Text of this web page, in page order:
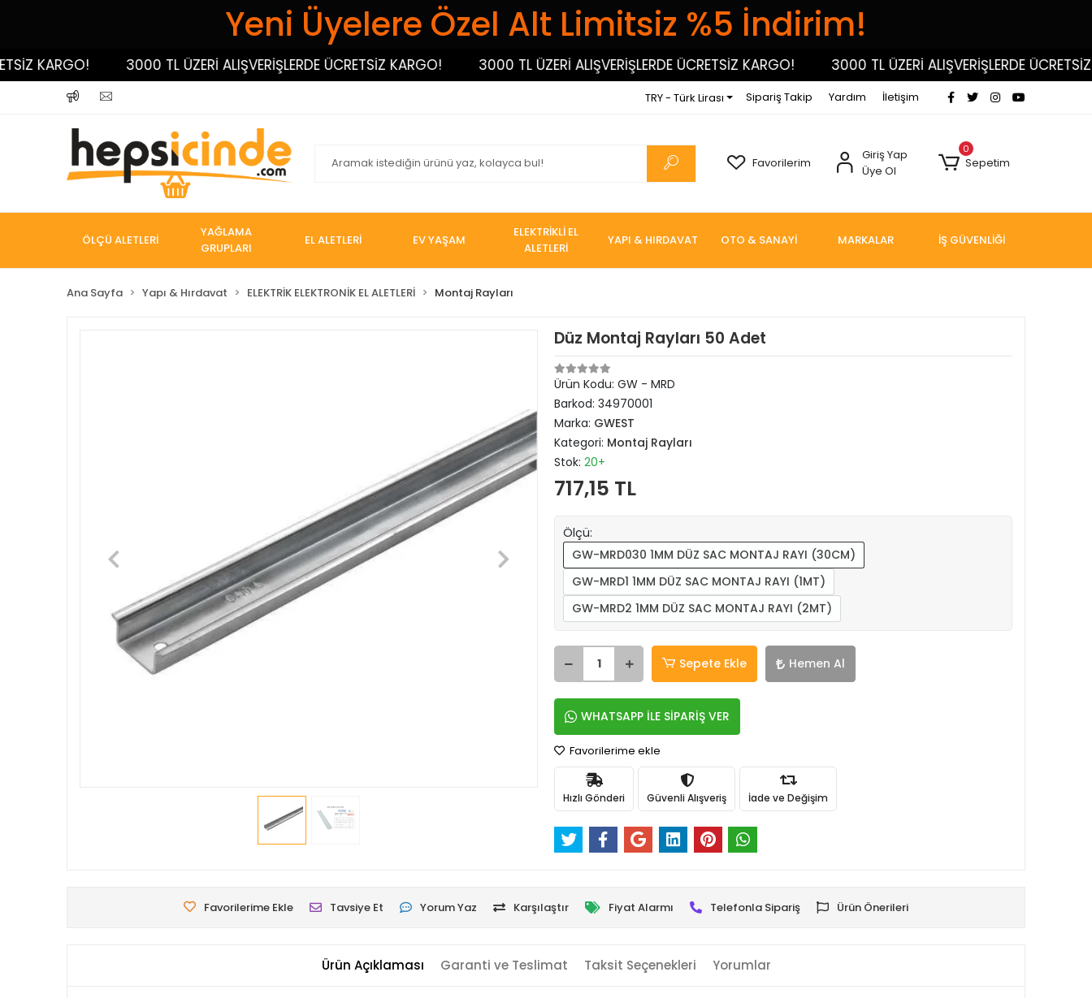
Yeni Üyelere Özel Alt Limitsiz %5 İndirim!
KARGO! 3000 TL ÜZERİ ALIŞVERİŞLERDE ÜCRETSİZ KARGO! 3000 TL ÜZERİ ALIŞVERİŞLERDE ÜCRETSİZ KARGO! 3000 TL ÜZERİ ALIŞVERİŞLERDE ÜCRETSİZ
TRY - Türk Lirası Sipariş Takip Yardım İletişim
Favorilerim
Giriş Yap
Üye Ol
0
Sepetim
ÖLÇÜ ALETLERİ
YAĞLAMA
GRUPLARI
EL ALETLERİ EV YAŞAM
ELEKTRİKLİ EL
ALETLERİ
YAPI & HIRDAVAT OTO & SANAYİ MARKALAR İŞ GÜVENLİĞİ
Ana Sayfa Yapı & Hırdavat ELEKTRİK ELEKTRONİK EL ALETLERİ Montaj Rayları
Düz Montaj Rayları 50 Adet
Ürün Kodu: GW - MRD
Barkod: 34970001
Marka: GWEST
Kategori: Montaj Rayları
Stok: 20+
717,15 TL
Ölçü:
GW-MRD030 1MM DÜZ SAC MONTAJ RAYI (30CM)
GW-MRD1 1MM DÜZ SAC MONTAJ RAYI (1MT)
GW-MRD2 1MM DÜZ SAC MONTAJ RAYI (2MT)
Sepete Ekle Hemen Al
WHATSAPP İLE SİPARİŞ VER
Favorilerime ekle
Hızlı Gönderi Güvenli Alışveriş İade ve Değişim
Favorilerime Ekle Tavsiye Et Yorum Yaz Karşılaştır Fiyat Alarmı Telefonla Sipariş Ürün Önerileri
Ürün Açıklaması Garanti ve Teslimat Taksit Seçenekleri Yorumlar